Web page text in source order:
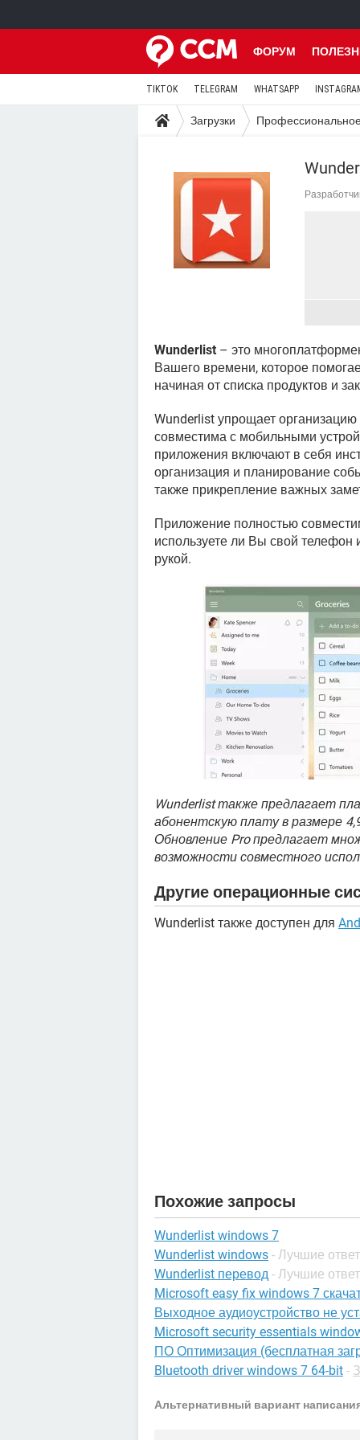
ФОРУМ
TIKTOK TELEGRAM WHATSAPP
Загрузки
Wunderlist – это
Вашего времени, которое
начиная от списка продуктов и
Wunderlist упрощает
совместима с мобильными
приложения включают в себя
организация и планирование
также прикрепление важных
Приложение полностью
используете ли Вы свой
рукой.
Wunderlist также предлагает
абонентскую плату в размере
Обновление Pro предлагает
возможности совместного
Другие операционные
Wunderlist также доступен для
Похожие запросы
Wunderlist windows 7
Wunderlist windows - Лучшие
Wunderlist перевод - Лучшие
Microsoft easy fix windows 7
Выходное аудиоустройство не
Microsoft security essentials
ПО Оптимизация (бесплатная
Bluetooth driver windows 7 64-bit -
Альтернативный вариант